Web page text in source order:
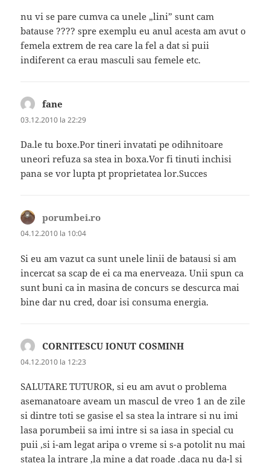
nu vi se pare cumva ca unele „lini” sunt cam
batause ???? spre exemplu eu anul acesta am avut o
femela extrem de rea care la fel a dat si puii
indiferent ca erau masculi sau femele etc.
fane
03.12.2010 la 22:29
Da.le tu boxe.Por tineri invatati pe odihnitoare
uneori refuza sa stea in boxa.Vor fi tinuti inchisi
pana se vor lupta pt proprietatea lor.Succes
porumbei.ro
04.12.2010 la 10:04
Si eu am vazut ca sunt unele linii de batausi si am
incercat sa scap de ei ca ma enerveaza. Unii spun ca
sunt buni ca in masina de concurs se descurca mai
bine dar nu cred, doar isi consuma energia.
CORNITESCU IONUT COSMINH
04.12.2010 la 12:23
SALUTARE TUTUROR, si eu am avut o problema
asemanatoare aveam un mascul de vreo 1 an de zile
si dintre toti se gasise el sa stea la intrare si nu imi
lasa porumbeii sa imi intre si sa iasa in special cu
puii ,si i-am legat aripa o vreme si s-a potolit nu mai
statea la intrare ,la mine a dat roade .daca nu da-l si